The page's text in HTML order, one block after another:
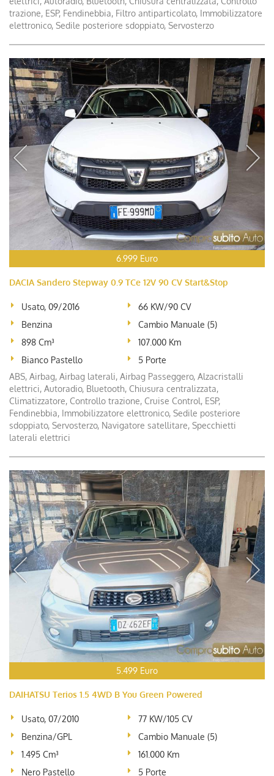
trazione, ESP, Fendinebbia, Filtro antiparticolato, Immobilizzatore
elettronico, Sedile posteriore sdoppiato, Servosterzo
6.999 Euro
DACIA Sandero Stepway 0.9 TCe 12V 90 CV Start&Stop
Usato, 09/2016
66 KW/90 CV
Benzina
Cambio Manuale (5)
898 Cm³
107.000 Km
Bianco Pastello
5 Porte
ABS, Airbag, Airbag laterali, Airbag Passeggero, Alzacristalli
elettrici, Autoradio, Bluetooth, Chiusura centralizzata,
Climatizzatore, Controllo trazione, Cruise Control, ESP,
Fendinebbia, Immobilizzatore elettronico, Sedile posteriore
sdoppiato, Servosterzo, Navigatore satellitare, Specchietti
laterali elettrici
5.499 Euro
DAIHATSU Terios 1.5 4WD B You Green Powered
Usato, 07/2010
77 KW/105 CV
Benzina/GPL
Cambio Manuale (5)
1.495 Cm³
161.000 Km
Nero Pastello
5 Porte